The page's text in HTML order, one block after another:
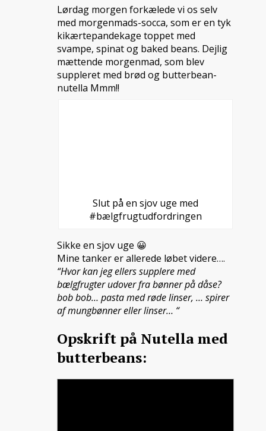
Lørdag morgen forkælede vi os selv
med morgenmads-socca, som er en tyk
kikærtepandekage toppet med
svampe, spinat og baked beans. Dejlig
mættende morgenmad, som blev
suppleret med brød og butterbean-
nutella Mmm!!
Slut på en sjov uge med
#bælgfrugtudfordringen
Sikke en sjov uge 😀
Mine tanker er allerede løbet videre….
“Hvor kan jeg ellers supplere med
bælgfrugter udover fra bønner på dåse?
bob bob… pasta med røde linser, … spirer
af mungbønner eller linser… “
Opskrift på Nutella med
butterbeans: